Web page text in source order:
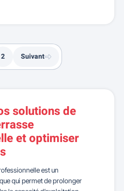
2 Suivant
solutions de
et optimiser
est un
qui permet de prolonger